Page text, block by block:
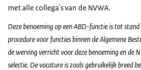
met alle collega's van de NVWA.
Deze benoeming op een ABD-functie is tot
procedure voor functies binnen de Algemene
de werving verricht voor deze benoeming en de
selectie. De vacature is zoals gebruikelijk breed